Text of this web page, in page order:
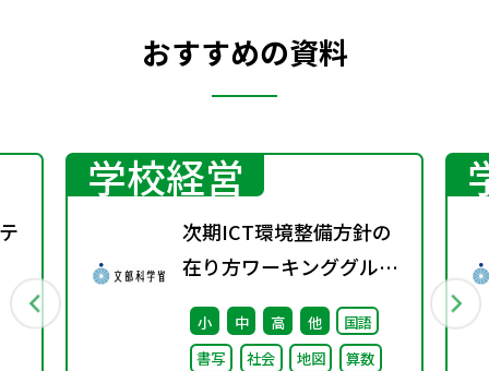
おすすめの資料
学校経営
次期ICT環境整備方針の
在り方ワーキンググルー
プ（第6回）配布資料
小 中 高 他
国語
書写
社会 地図
算数